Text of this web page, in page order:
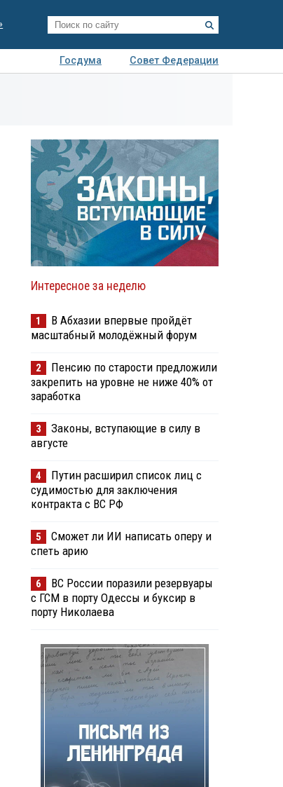
Госдума
Совет Федерации
Интересное за неделю
1
В Абхазии впервые пройдёт
масштабный молодёжный форум
2
Пенсию по старости предложили
закрепить на уровне не ниже 40% от
заработка
3
Законы, вступающие в силу в
августе
4
Путин расширил список лиц с
судимостью для заключения
контракта с ВС РФ
5
Сможет ли ИИ написать оперу и
спеть арию
6
ВС России поразили резервуары
с ГСМ в порту Одессы и буксир в
порту Николаева